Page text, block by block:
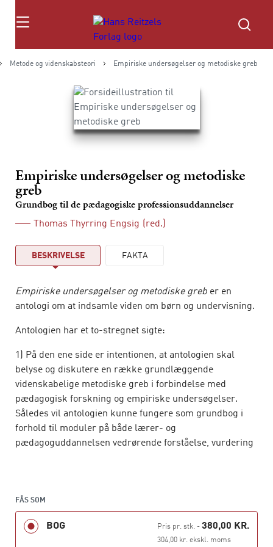
Søg
Metode og videnskabsteori Empiriske undersøgelser og metodiske greb
Empiriske undersøgelser og metodiske
greb
Grundbog til de pædagogiske professionsuddannelser
Thomas Thyrring Engsig (red.)
BESKRIVELSE FAKTA
Empiriske undersøgelser og metodiske greb er en
antologi om at indsamle viden om børn og undervisning.
Antologien har et to-stregnet sigte:
1) På den ene side er intentionen, at antologien skal
belyse og diskutere en række grundlæggende
videnskabelige metodiske greb i forbindelse med
pædagogisk forskning og empiriske undersøgelser.
Således vil antologien kunne fungere som grundbog i
forhold til moduler på både lærer- og
pædagoguddannelsen vedrørende forståelse, vurdering
2) På den anden side kan antologien bidrage til
lærerens, pædagogens og den pædagogiske leders
forståelse af pædagogisk forskningsviden og metodiske
FÅS SOM
BOG Pris pr. stk.- 380,00 KR.
304,00 kr. ekskl. moms